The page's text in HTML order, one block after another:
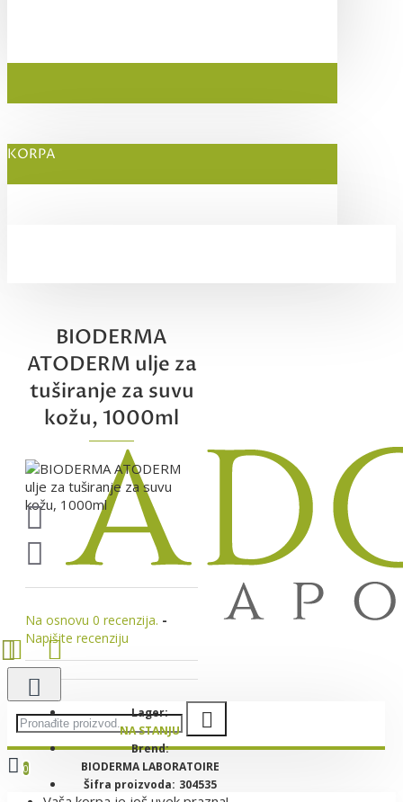
KORPA
0
BIODERMA
ATODERM ulje za
tuširanje za suvu
kožu, 1000ml
Na osnovu 0 recenzija. -
Napišite recenziju
Lager:
NA STANJU
Brend:
BIODERMA LABORATOIRE
Šifra proizvoda: 304535